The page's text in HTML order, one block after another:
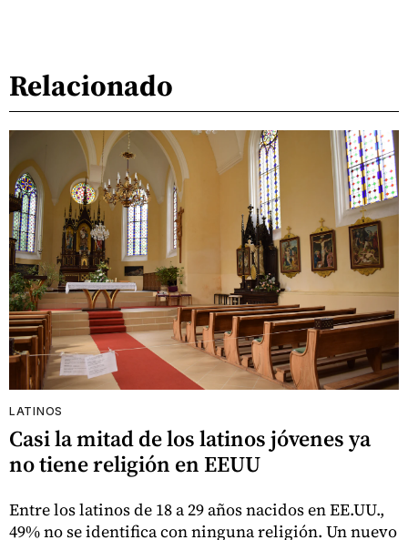
Relacionado
LATINOS
Casi la mitad de los latinos jóvenes ya
no tiene religión en EEUU
Entre los latinos de 18 a 29 años nacidos en EE.UU.,
49% no se identifica con ninguna religión. Un nuevo